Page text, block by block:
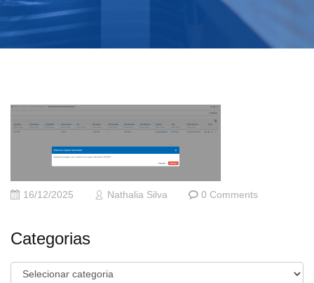
16/12/2025 Nathalia Silva 0 Comments
Categorias
Categorias